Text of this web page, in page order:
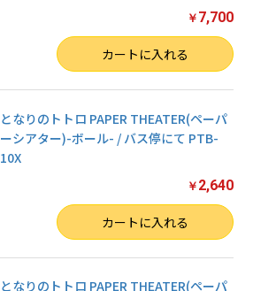
￥ 7,700
カートに入れる
となりのトトロ PAPER THEATER(ペーパ
ーシアター)-ボール- / バス停にて PTB-
10X
￥ 2,640
カートに入れる
となりのトトロ PAPER THEATER(ペーパ